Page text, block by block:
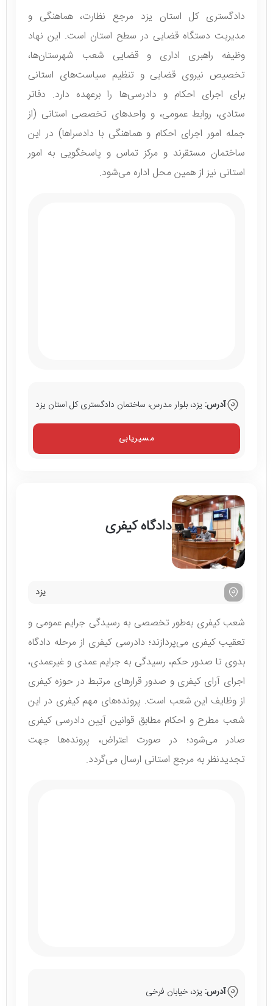
دادگستری کل استان یزد مرجع نظارت، هماهنگی و
مدیریت دستگاه قضایی در سطح استان است. این نهاد
وظیفه راهبری اداری و قضایی شعب شهرستان‌ها،
تخصیص نیروی قضایی و تنظیم سیاست‌های استانی
برای اجرای احکام و دادرسی‌ها را برعهده دارد. دفاتر
ستادی، روابط عمومی، و واحدهای تخصصی استانی (از
جمله امور اجرای احکام و هماهنگی با دادسراها) در این
ساختمان مستقرند و مرکز تماس و پاسخگویی به امور
استانی نیز از همین محل اداره می‌شود.
آدرس: یزد، بلوار مدرس، ساختمان دادگستری کل استان یزد
مسیریابی
دادگاه کیفری
یزد
شعب کیفری به‌طور تخصصی به رسیدگی جرایم عمومی و
تعقیب کیفری می‌پردازند؛ دادرسی کیفری از مرحله دادگاه
بدوی تا صدور حکم، رسیدگی به جرایم عمدی و غیرعمدی،
اجرای آرای کیفری و صدور قرارهای مرتبط در حوزه کیفری
از وظایف این شعب است. پرونده‌های مهم کیفری در این
شعب مطرح و احکام مطابق قوانین آیین دادرسی کیفری
صادر می‌شود؛ در صورت اعتراض، پرونده‌ها جهت
تجدیدنظر به مرجع استانی ارسال می‌گردد.
آدرس: یزد، خیابان فرخی